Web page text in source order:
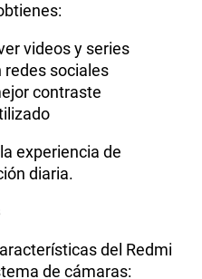
videos y series
redes sociales
contraste
experiencia de
diaria.
del Redmi
de cámaras: